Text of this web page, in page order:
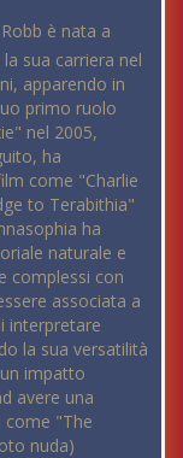
è nata a
sua carriera nel
apparendo in
primo ruolo
nel 2005,
ha
come "Charlie
to Terabithia"
ha
naturale e
complessi con
associata a
interpretare
la sua versatilità
impatto
avere una
come "The
nuda)